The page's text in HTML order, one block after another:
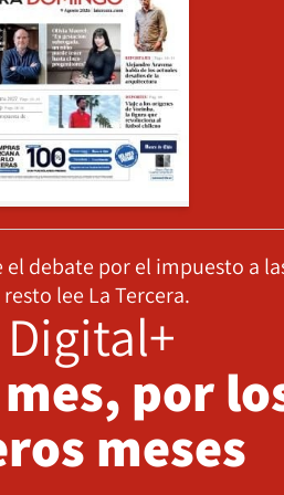
debate por el impuesto a
lee La Tercera.
por
meses